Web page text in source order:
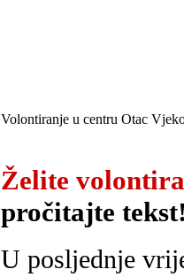
Volontiranje u centru Otac
Želite
pročitajte
U posljednje